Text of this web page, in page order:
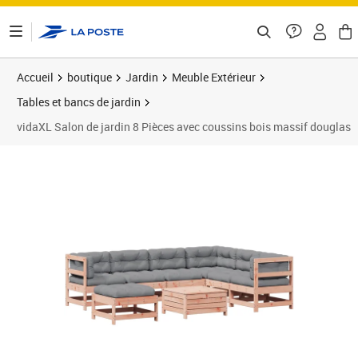
Accueil boutique Jardin
Meuble Extérieur
Tables et bancs de jardin
vidaXL Salon de jardin 8 Pièces avec coussins bois massif douglas